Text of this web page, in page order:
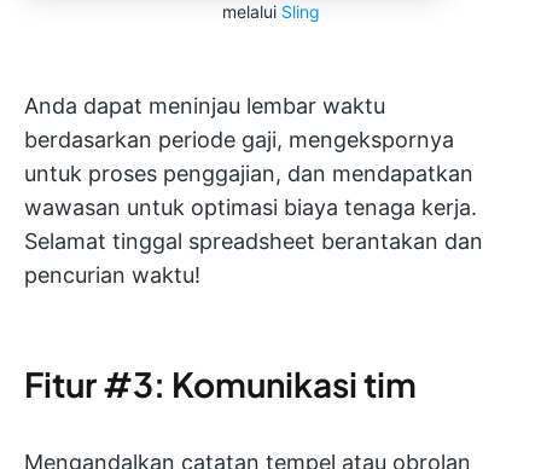
melalui Sling
Anda dapat meninjau lembar waktu
berdasarkan periode gaji, mengekspornya
untuk proses penggajian, dan mendapatkan
wawasan untuk optimasi biaya tenaga kerja.
Selamat tinggal spreadsheet berantakan dan
pencurian waktu!
Fitur #3: Komunikasi tim
Mengandalkan catatan tempel atau obrolan